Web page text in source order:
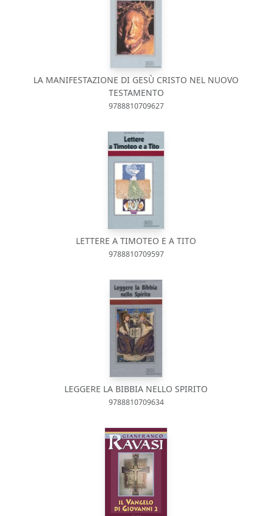
LA MANIFESTAZIONE DI GESÙ CRISTO NEL NUOVO
TESTAMENTO
9788810709627
LETTERE A TIMOTEO E A TITO
9788810709597
LEGGERE LA BIBBIA NELLO SPIRITO
9788810709634